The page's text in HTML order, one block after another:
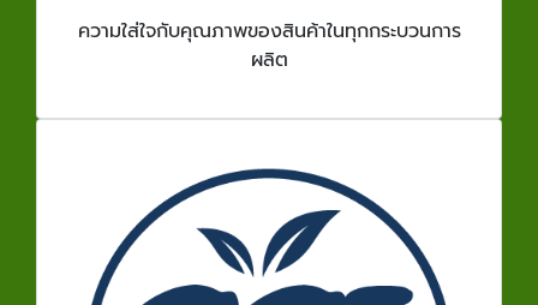
ความใส่ใจกับคุณภาพของสินค้าในทุกกระบวนการ
ผลิต